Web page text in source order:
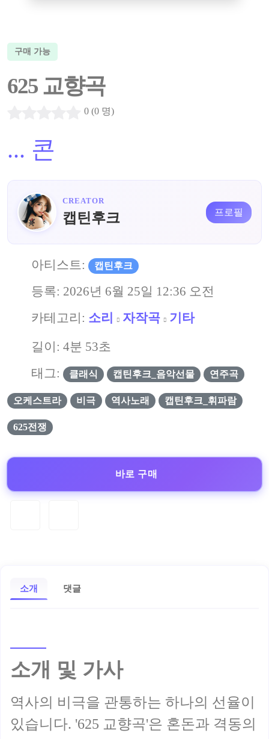
구매 가능
625 교향곡
0 (0 명)
... 콘
CREATOR
캡틴후크 프로필
아티스트: 캡틴후크
등록: 2026년 6월 25일 12:36 오전
카테고리: 소리 자작곡 기타
길이: 4분 53초
태그:
클래식 캡틴후크_음악선물 연주곡
오케스트라 비극 역사노래 캡틴후크_휘파람
625전쟁
바로 구매
소개 댓글
소개 및 가사
역사의 비극을 관통하는 하나의 선율이
있습니다. '625 교향곡'은 혼돈과 격동의